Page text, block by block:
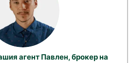
агент Павлен, брокер на